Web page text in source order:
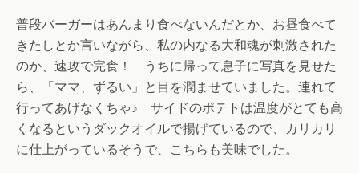
普段バーガーはあんまり食べないんだとか、お昼食べて
きたしとか言いながら、私の内なる大和魂が刺激された
のか、速攻で完食！ うちに帰って息子に写真を見せた
ら、「ママ、ずるい」と目を潤ませていました。連れて
行ってあげなくちゃ♪ サイドのポテトは温度がとても高
くなるというダックオイルで揚げているので、カリカリ
に仕上がっているそうで、こちらも美味でした。